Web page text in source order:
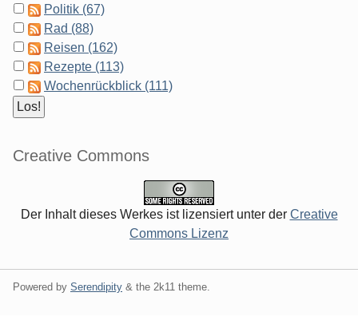
Politik (67)
Rad (88)
Reisen (162)
Rezepte (113)
Wochenrückblick (111)
Creative Commons
Der Inhalt dieses Werkes ist lizensiert unter der Creative
Commons Lizenz
Powered by Serendipity & the 2k11 theme.